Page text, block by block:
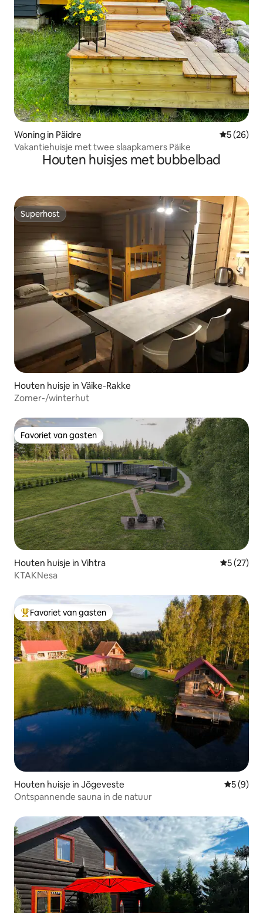
Woning in Päidre
5 (26)
Vakantiehuisje met twee slaapkamers Päike
Houten huisjes met bubbelbad
Superhost
Superhost
Houten huisje in Väike-Rakke
Zomer-/winterhut
Favoriet van gasten
Favoriet van gasten
Houten huisje in Vihtra
5 (27)
KTAKNesa
Topfavoriet van gasten
Favoriet van gasten
Houten huisje in Jõgeveste
5 (9)
Ontspannende sauna in de natuur